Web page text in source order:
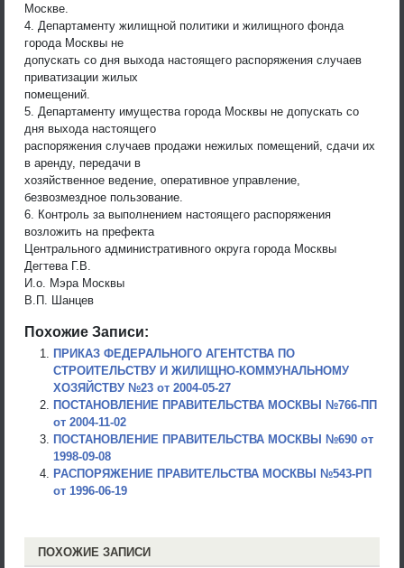
Москве.
4. Департаменту жилищной политики и жилищного фонда
города Москвы не
допускать со дня выхода настоящего распоряжения случаев
приватизации жилых
помещений.
5. Департаменту имущества города Москвы не допускать со
дня выхода настоящего
распоряжения случаев продажи нежилых помещений, сдачи их
в аренду, передачи в
хозяйственное ведение, оперативное управление,
безвозмездное пользование.
6. Контроль за выполнением настоящего распоряжения
возложить на префекта
Центрального административного округа города Москвы
Дегтева Г.В.
И.о. Мэра Москвы
В.П. Шанцев
Похожие Записи:
ПРИКАЗ ФЕДЕРАЛЬНОГО АГЕНТСТВА ПО
СТРОИТЕЛЬСТВУ И ЖИЛИЩНО-КОММУНАЛЬНОМУ
ХОЗЯЙСТВУ №23 от 2004-05-27
ПОСТАНОВЛЕНИЕ ПРАВИТЕЛЬСТВА МОСКВЫ №766-ПП
от 2004-11-02
ПОСТАНОВЛЕНИЕ ПРАВИТЕЛЬСТВА МОСКВЫ №690 от
1998-09-08
РАСПОРЯЖЕНИЕ ПРАВИТЕЛЬСТВА МОСКВЫ №543-РП
от 1996-06-19
ПОХОЖИЕ ЗАПИСИ